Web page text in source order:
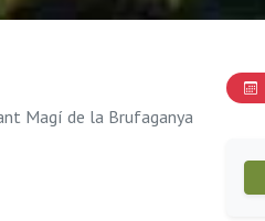
Magí de la Brufaganya